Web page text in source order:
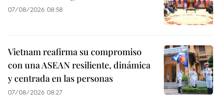
07/08/2026 08:58
Vietnam reafirma su compromiso
con una ASEAN resiliente, dinámica
y centrada en las personas
07/08/2026 08:27